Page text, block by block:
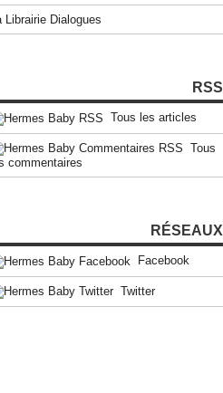
Librairie Dialogues
RSS
Tous les articles
Tous
commentaires
RÉSEAUX
Facebook
Twitter